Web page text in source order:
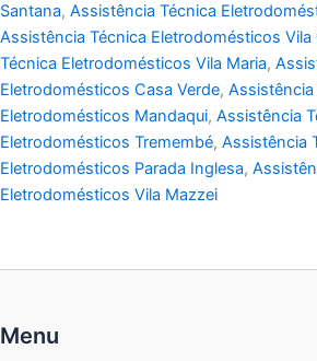
Santana, Assistência Técnica
Assistência Técnica Eletrodomésticos Vila
Técnica Eletrodomésticos Vila Maria,
Eletrodomésticos Casa Verde, Assistência
Eletrodomésticos Mandaqui, Assistência
Eletrodomésticos Tremembé, Assistência
Eletrodomésticos Parada Inglesa,
Eletrodomésticos Vila Mazzei
Menu